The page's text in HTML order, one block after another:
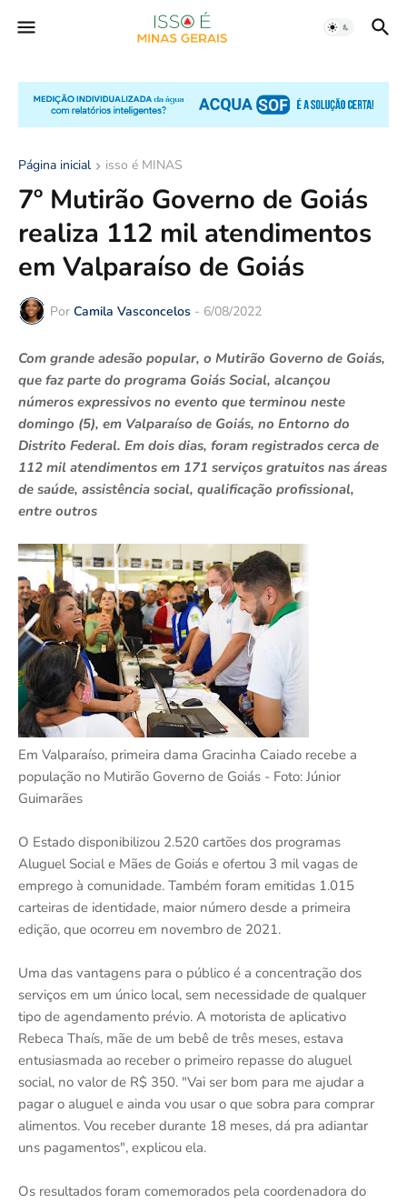
Página inicial isso é MINAS
7º Mutirão Governo de Goiás
realiza 112 mil atendimentos
em Valparaíso de Goiás
Por Camila Vasconcelos - 6/08/2022
Com grande adesão popular, o Mutirão Governo de Goiás,
que faz parte do programa Goiás Social, alcançou
números expressivos no evento que terminou neste
domingo (5), em Valparaíso de Goiás, no Entorno do
Distrito Federal. Em dois dias, foram registrados cerca de
112 mil atendimentos em 171 serviços gratuitos nas áreas
de saúde, assistência social, qualificação profissional,
entre outros
Em Valparaíso, primeira dama Gracinha Caiado recebe a
população no Mutirão Governo de Goiás - Foto: Júnior
Guimarães
O Estado disponibilizou 2.520 cartões dos programas
Aluguel Social e Mães de Goiás e ofertou 3 mil vagas de
emprego à comunidade. Também foram emitidas 1.015
carteiras de identidade, maior número desde a primeira
edição, que ocorreu em novembro de 2021.
Uma das vantagens para o público é a concentração dos
serviços em um único local, sem necessidade de qualquer
tipo de agendamento prévio. A motorista de aplicativo
Rebeca Thaís, mãe de um bebê de três meses, estava
entusiasmada ao receber o primeiro repasse do aluguel
social, no valor de R$ 350. "Vai ser bom para me ajudar a
pagar o aluguel e ainda vou usar o que sobra para comprar
alimentos. Vou receber durante 18 meses, dá pra adiantar
uns pagamentos", explicou ela.
Os resultados foram comemorados pela coordenadora do